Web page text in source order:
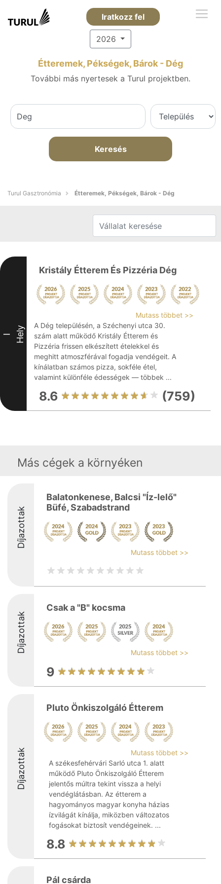
Iratkozz fel
2026
Étteremek, Pékségek, Bárok - Dég
További más nyertesek a Turul projektben.
Keresés
Turul Gasztronómia Étteremek, Pékségek, Bárok - Dég
I Hely
Kristály Étterem És Pizzéria Dég
Mutass többet >>
A Dég településén, a Széchenyi utca 30.
szám alatt működő Kristály Étterem és
Pizzéria frissen elkészített ételekkel és
meghitt atmoszférával fogadja vendégeit. A
kínálatban számos pizza, sokféle étel,
valamint különféle édességek — többek ...
8.6 (759)
Más cégek a környéken
Díjazottak
Balatonkenese, Balcsi "Íz-lelő"
Büfé, Szabadstrand
Mutass többet >>
Díjazottak
Csak a "B" kocsma
Mutass többet >>
9
Díjazottak
Pluto Önkiszolgáló Étterem
Mutass többet >>
A székesfehérvári Sarló utca 1. alatt
működő Pluto Önkiszolgáló Étterem
jelentős múltra tekint vissza a helyi
vendéglátásban. Az étterem a
hagyományos magyar konyha házias
ízvilágát kínálja, miközben változatos
fogásokat biztosít vendégeinek. ...
8.8
Pál csárda